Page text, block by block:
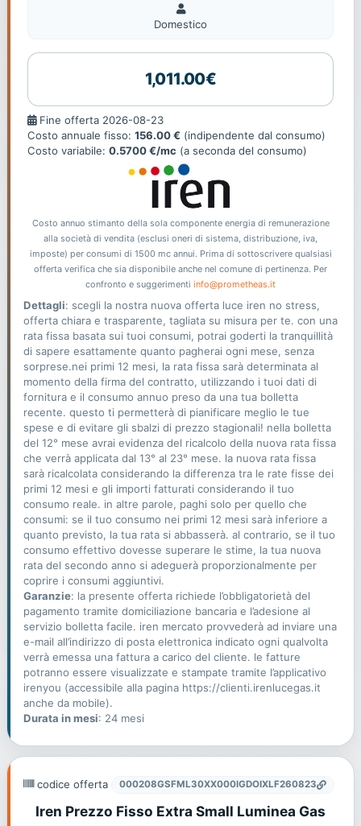
Domestico
Domestico
1,011.00€
Fine
offerta
Fine offerta 2026-08-23
Costo annuale fisso: 156.00 € (indipendente dal consumo)
Costo variabile: 0.5700 €/mc (a seconda del consumo)
Costo annuo stimanto della sola componente energia di remunerazione
alla società di vendita (esclusi oneri di sistema, distribuzione, iva,
imposte) per consumi di 1500 mc annui. Prima di sottoscrivere qualsiasi
offerta verifica che sia disponibile anche nel comune di pertinenza. Per
confronto e suggerimenti info@prometheas.it
Dettagli: scegli la nostra nuova offerta luce iren no stress,
offerta chiara e trasparente, tagliata su misura per te. con una
rata fissa basata sui tuoi consumi, potrai goderti la tranquillità
di sapere esattamente quanto pagherai ogni mese, senza
sorprese.nei primi 12 mesi, la rata fissa sarà determinata al
momento della firma del contratto, utilizzando i tuoi dati di
fornitura e il consumo annuo preso da una tua bolletta
recente. questo ti permetterà di pianificare meglio le tue
spese e di evitare gli sbalzi di prezzo stagionali! nella bolletta
del 12° mese avrai evidenza del ricalcolo della nuova rata fissa
che verrà applicata dal 13° al 23° mese. la nuova rata fissa
sarà ricalcolata considerando la differenza tra le rate fisse dei
primi 12 mesi e gli importi fatturati considerando il tuo
consumo reale. in altre parole, paghi solo per quello che
consumi: se il tuo consumo nei primi 12 mesi sarà inferiore a
quanto previsto, la tua rata si abbasserà. al contrario, se il tuo
consumo effettivo dovesse superare le stime, la tua nuova
rata del secondo anno si adeguerà proporzionalmente per
coprire i consumi aggiuntivi.
Garanzie: la presente offerta richiede l’obbligatorietà del
pagamento tramite domiciliazione bancaria e l’adesione al
servizio bolletta facile. iren mercato provvederà ad inviare una
e-mail all’indirizzo di posta elettronica indicato ogni qualvolta
verrà emessa una fattura a carico del cliente. le fatture
potranno essere visualizzate e stampate tramite l’applicativo
irenyou (accessibile alla pagina https://clienti.irenlucegas.it
anche da mobile).
Durata in mesi: 24 mesi
codice offerta 000208GSFML30XX000IGDOIXLF260823
Iren Prezzo Fisso Extra Small Luminea Gas